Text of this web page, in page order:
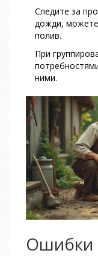
Следите за
дожди, можете
полив.
При
ними.
Ошибки